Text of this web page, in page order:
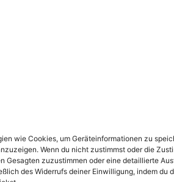
wie Cookies, um Geräteinformationen zu
Wenn du nicht zustimmst oder die
Gesagten zuzustimmen oder eine detaillierte
des Widerrufs deiner Einwilligung, indem